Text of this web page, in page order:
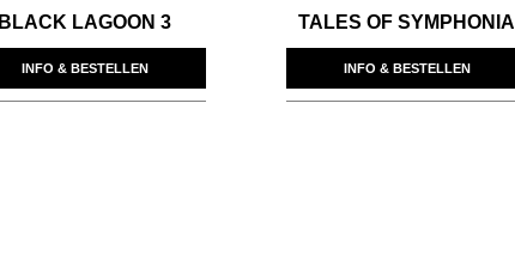
BLACK LAGOON 3
INFO & BESTELLEN
TALES OF SYMPHONIA
INFO & BESTELLEN